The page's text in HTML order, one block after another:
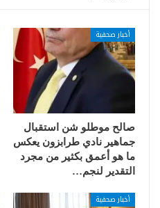
أخبار صحفية
صالح موطلو شن استقبال
جماهير نادي طرابزون يعكس
ما هو أعمق بكثير من مجرد
التقدير لنجم…
أخبار صحفية